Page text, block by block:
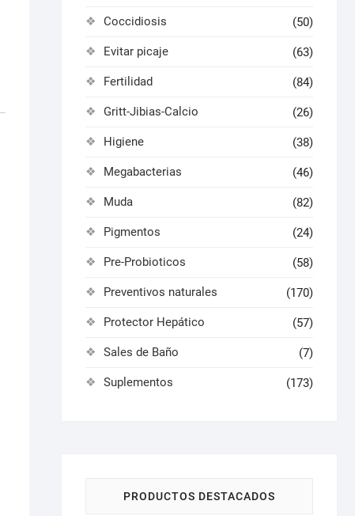
Coccidiosis (50)
Evitar picaje (63)
Fertilidad (84)
Gritt-Jibias-Calcio (26)
Higiene (38)
Megabacterias (46)
Muda (82)
Pigmentos (24)
Pre-Probioticos (58)
Preventivos naturales (170)
Protector Hepático (57)
Sales de Baño (7)
Suplementos (173)
PRODUCTOS DESTACADOS